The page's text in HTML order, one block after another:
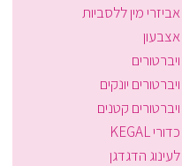
אביזרי מין ללסביות
אצבעון
ויברטורים
ויברטורים יונקים
ויברטורים קטנים
כדורי KEGAL
לעינוג הדגדגן